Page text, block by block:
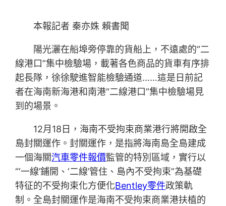
本報記者 秦亦姝 賴書聞
陽光灑在船埠旁停靠的貨船上，不遠處的“二
線港口”集中檢驗場，載著各色商品的貨車有序排
起長隊，徐徐駛進智能檢驗通道……這是日前記
者在海南新海港和南港“二線港口”集中檢驗場見
到的場景。
12月18日，海南不受拘束商業港行將開啟全
島封關運作。封關運作，是指將海南島全島建成
一個海關汽車零件報價監管的特別區域，實行以
“‘一線’鋪開、‘二線’管住、島內不受拘束”為基礎
特征的不受拘束化方便化Bentley零件政策軌
制。全島封關運作是海南不受拘束商業港扶植的